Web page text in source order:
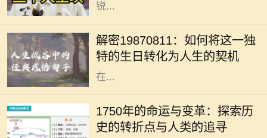
锐...
解密19870811：如何将这一独
特的生日转化为人生的契机
在中国文化中，出生日期常常被用作
命理分析的重要依据。1987年8月11
日出生的人士，有着独特的命格，这
不仅影响着性格、人际关系，还有潜
在...
1750年的命运与变革：探索历
史的转折点与人类的追寻
1750年是一个重要的历史节点，它标
志着人类社会在工业化、科学和文化
等多个领域的变革。从农业社会向工
业社会的转变，折射出人类对生活及